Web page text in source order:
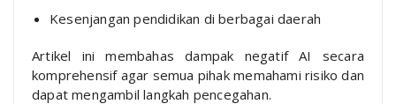
Kesenjangan pendidikan di berbagai daerah
Artikel ini membahas dampak negatif AI secara
komprehensif agar semua pihak memahami risiko dan
dapat mengambil langkah pencegahan.